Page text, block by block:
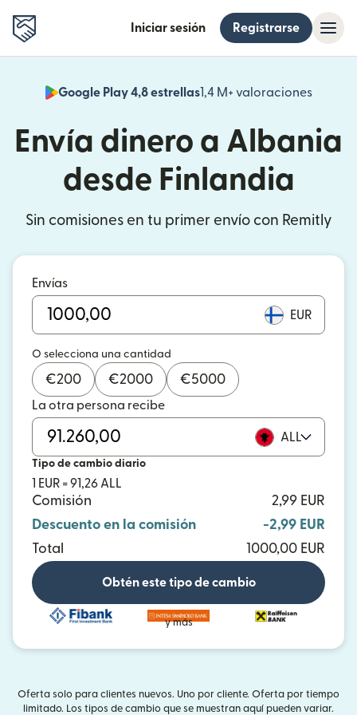
Iniciar sesión Registrarse
Google Play 4,8 estrellas1,4 M+ valoraciones
(se
Envía dinero a Albania
desde Finlandia
Sin comisiones en tu primer envío con Remitly
Envías
EUR
O selecciona una cantidad
€200 €2000 €5000
La otra persona recibe
ALL
Tipo de cambio diario
1 EUR = 91,26 ALL
Comisión
2,99 EUR
Descuento en la comisión
-2,99 EUR
Total
1000,00 EUR
Obtén este tipo de cambio
y más
Oferta solo para clientes nuevos. Uno por cliente. Oferta por tiempo
limitado. Los tipos de cambio que se muestran aquí pueden variar.